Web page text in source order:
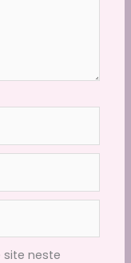
neste